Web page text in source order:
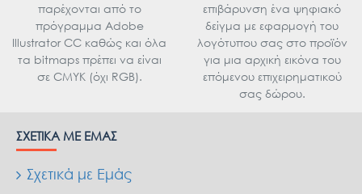
παρέχονται από το
πρόγραμμα Adobe
Illustrator CC καθώς και όλα
τα bitmaps πρέπει να είναι
σε CMYK (όχι RGB).
επιβάρυνση ένα ψηφιακό
δείγμα με εφαρμογή του
λογότυπου σας στο προϊόν
για μια αρχική εικόνα του
επόμενου επιχειρηματικού
σας δώρου.
ΣΧΕΤΙΚΆ ΜΕ ΕΜΆΣ
Σχετικά με Εμάς